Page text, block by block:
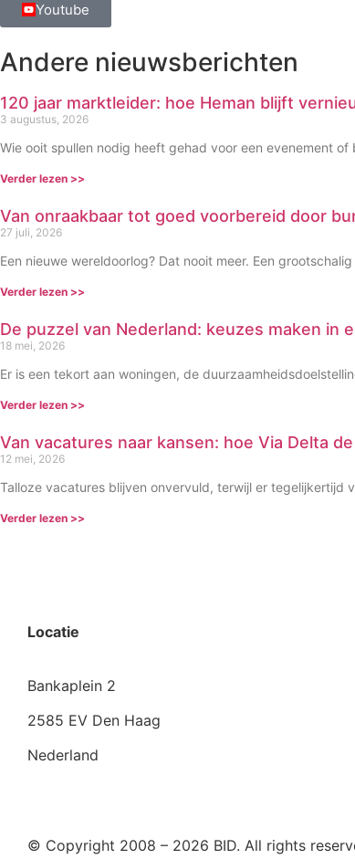
Youtube
Andere nieuwsberichten
120 jaar marktleider: hoe Heman blijft
3 augustus, 2026
Wie ooit spullen nodig heeft gehad voor een evenement of
Verder lezen >>
Van onraakbaar tot goed voorbereid door
27 juli, 2026
Een nieuwe wereldoorlog? Dat nooit meer. Een
Verder lezen >>
De puzzel van Nederland: keuzes maken in
18 mei, 2026
Er is een tekort aan woningen, de
Verder lezen >>
Van vacatures naar kansen: hoe Via Delta
12 mei, 2026
Talloze vacatures blijven onvervuld, terwijl er tegelijkertijd
Verder lezen >>
Locatie
Bankaplein 2
2585 EV Den Haag
Nederland
© Copyright 2008 – 2026 BID. All rights